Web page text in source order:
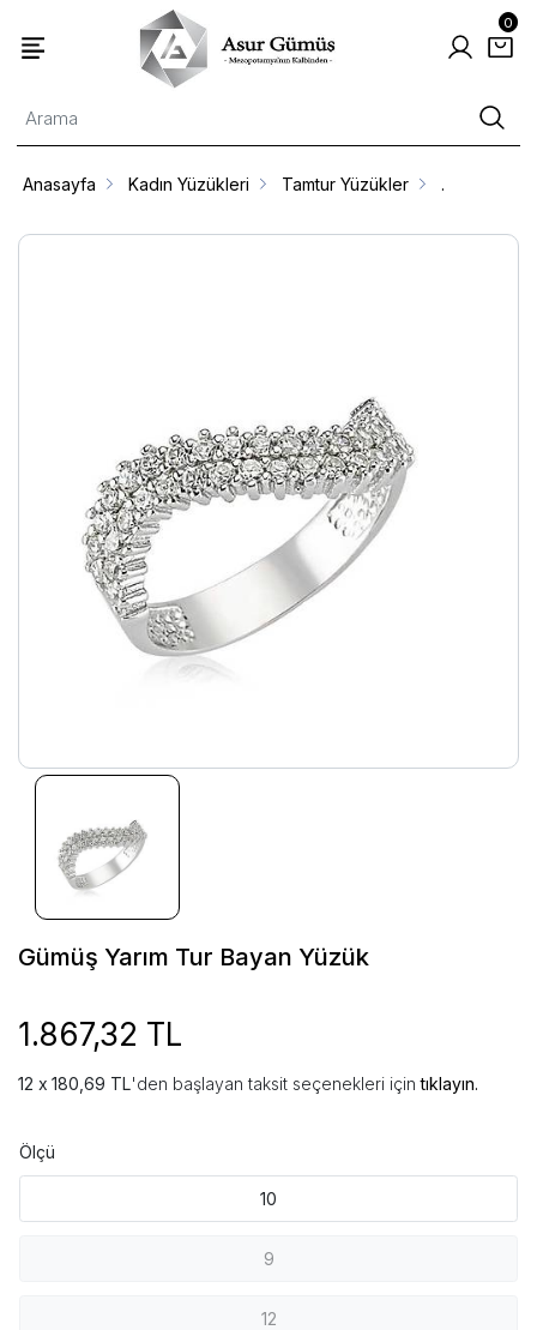
0
Anasayfa Kadın Yüzükleri Tamtur Yüzükler .
Gümüş Yarım Tur Bayan Yüzük
1.867,32 TL
180,69 TL'den başlayan taksit seçenekleri içintıklayın.
Ölçü
10
9
12